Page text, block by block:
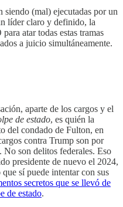
siendo (mal) ejecutadas por un
líder claro y definido, la
atar todas estas tramas
a juicio simultáneamente.
aparte de los cargos y el
de estado, es quién la
del condado de Fulton, en
contra Trump son por
No son delitos federales. Eso
presidente de nuevo el 2024,
sí puede intentar con sus
secretos que se llevó de
de estado.